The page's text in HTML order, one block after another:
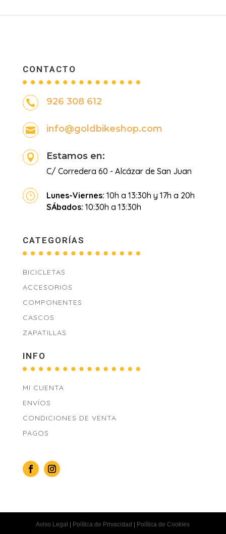
CONTACTO
 926 308 612
 info@goldbikeshop.com
 Estamos en:
C/ Corredera 60 - Alcázar de San Juan
} Lunes-Viernes: 10h a 13:30h y 17h a 20h
SÁbados: 10:30h a 13:30h
CATEGORÍAS
BICICLETAS
ACCESORIOS
COMPONENTES
CASCOS
ZAPATILLAS
INFO
MI CUENTA
ENVÍOS
CONDICIONES DE VENTA
PAGOS
Aviso Legal Política de Privacidad Política de Cookies